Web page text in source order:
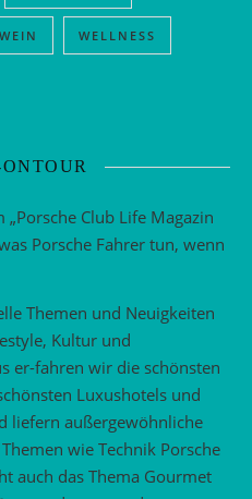
WEIN WELLNESS
„Porsche Club Life Magazin
Porsche Fahrer tun, wenn
Themen und Neuigkeiten
Kultur und
er-fahren wir die schönsten
Luxushotels und
liefern außergewöhnliche
wie Technik Porsche
auch das Thema Gourmet